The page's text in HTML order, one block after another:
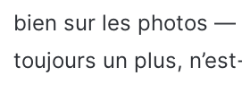
bien sur les photos —
toujours un plus,